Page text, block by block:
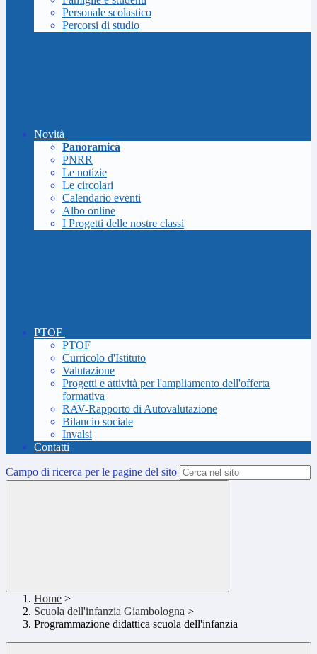
Personale scolastico
Percorsi di studio
Novità
Panoramica
PNRR
Le notizie
Le circolari
Calendario eventi
Albo online
I Progetti delle nostre classi
PTOF
PTOF
Curricolo d'Istituto
Valutazione
Progetti e attività per l'ampliamento dell'offerta
formativa
RAV-Rapporto di Autovalutazione
Bilancio sociale
Invalsi
Contatti
Campo di ricerca per le pagine del sito
Home >
Scuola dell'infanzia Giambologna >
Programmazione didattica scuola dell'infanzia